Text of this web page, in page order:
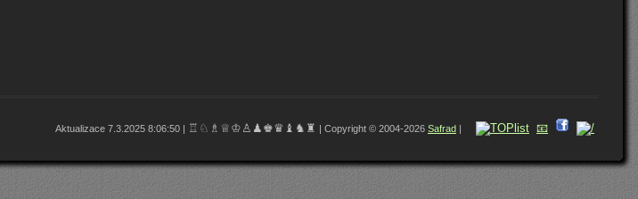
Aktualizace 7.3.2025 8:06:50 | ♖♘♗♕♔♙♟♚♛♝♞♜ | Copyright © 2004-2026 Safrad | 📧